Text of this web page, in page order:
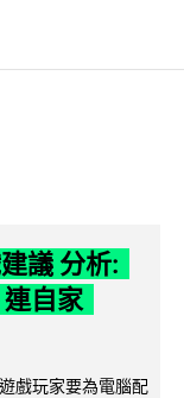
議 分析:
自家
戲玩家要為電腦配